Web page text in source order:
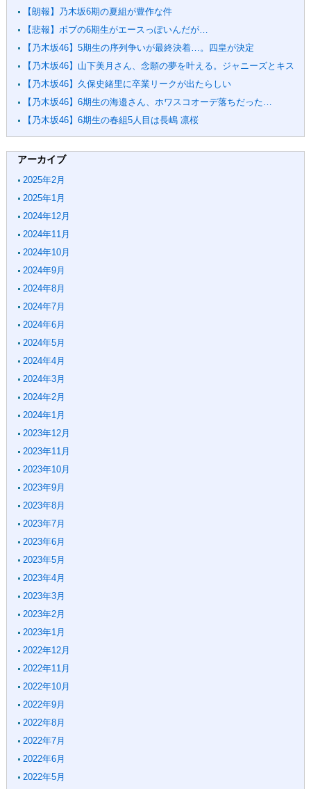
【朗報】乃木坂6期の夏組が豊作な件
【悲報】ボブの6期生がエースっぽいんだが…
【乃木坂46】5期生の序列争いが最終決着…。四皇が決定
【乃木坂46】山下美月さん、念願の夢を叶える。ジャニーズとキス
【乃木坂46】久保史緒里に卒業リークが出たらしい
【乃木坂46】6期生の海邉さん、ホワスコオーデ落ちだった…
【乃木坂46】6期生の春組5人目は長嶋 凛桜
アーカイブ
2025年2月
2025年1月
2024年12月
2024年11月
2024年10月
2024年9月
2024年8月
2024年7月
2024年6月
2024年5月
2024年4月
2024年3月
2024年2月
2024年1月
2023年12月
2023年11月
2023年10月
2023年9月
2023年8月
2023年7月
2023年6月
2023年5月
2023年4月
2023年3月
2023年2月
2023年1月
2022年12月
2022年11月
2022年10月
2022年9月
2022年8月
2022年7月
2022年6月
2022年5月